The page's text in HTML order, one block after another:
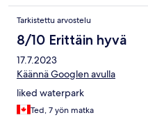
Tarkistettu arvostelu
8/10 Erittäin hyvä
17.7.2023
Käännä Googlen avulla
liked waterpark
Ted, 7 yön matka